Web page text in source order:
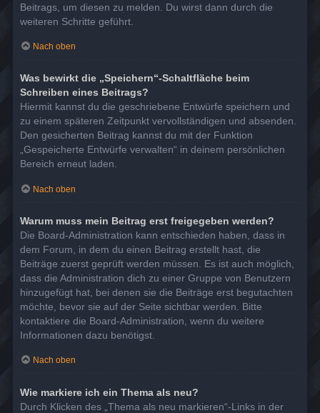
Beitrags, um diesen zu melden. Du wirst dann durch die
weiteren Schritte geführt.
Nach oben
Was bewirkt die „Speichern“-Schaltfläche beim
Schreiben eines Beitrags?
Hiermit kannst du die geschriebene Entwürfe speichern und
zu einem späteren Zeitpunkt vervollständigen und absenden.
Den gesicherten Beitrag kannst du mit der Funktion
„Gespeicherte Entwürfe verwalten“ in deinem persönlichen
Bereich erneut laden.
Nach oben
Warum muss mein Beitrag erst freigegeben werden?
Die Board-Administration kann entschieden haben, dass in
dem Forum, in dem du einen Beitrag erstellt hast, die
Beiträge zuerst geprüft werden müssen. Es ist auch möglich,
dass die Administration dich zu einer Gruppe von Benutzern
hinzugefügt hat, bei denen sie die Beiträge erst begutachten
möchte, bevor sie auf der Seite sichtbar werden. Bitte
kontaktiere die Board-Administration, wenn du weitere
Informationen dazu benötigst.
Nach oben
Wie markiere ich ein Thema als neu?
Durch Klicken des „Thema als neu markieren“-Links in der